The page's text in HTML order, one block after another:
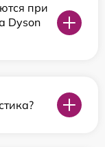
при
Dyson